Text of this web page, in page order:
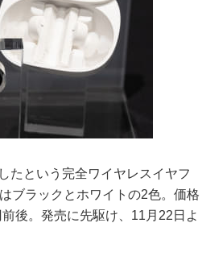
たという完全ワイヤレスイヤフ
ブラックとホワイトの2色。価格
後。発売に先駆け、11月22日よ